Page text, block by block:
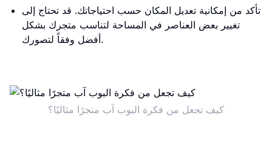
تأكد من إمكانية تعديل المكان حسب احتياجاتك. قد تحتاج إلى
تغيير بعض العناصر في المساحة لتناسب متجرك بشكل
أفضل وفقاً لتصورك.
كيف تجعل من فكرة البوب آب متجرًا مثاليًا؟